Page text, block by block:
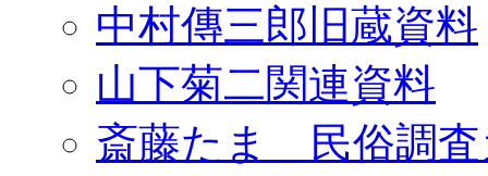
中村傳三郎旧蔵資料
山下菊二関連資料
斎藤たま 民俗調査